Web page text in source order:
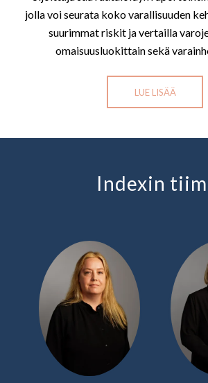
jolla voi seurata koko varallisuuden
suurimmat riskit ja vertailla
omaisuusluokittain sekä
LUE LISÄÄ
Indexin